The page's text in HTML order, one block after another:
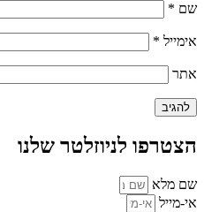
שם *
אימייל *
אתר
הצטרפו לניוזלטר שלנו
שם מלא
אי-מייל